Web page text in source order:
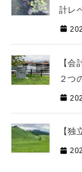
計レ
【
２つ
【